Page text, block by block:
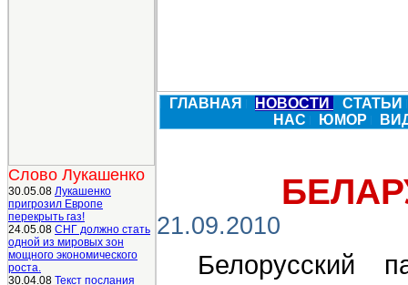
Слово Лукашенко
30.05.08 Лукашенко
пригрозил Европе
перекрыть газ!
24.05.08 СНГ должно стать
одной из мировых зон
мощного экономического
роста.
30.04.08 Текст послания
ГЛАВНАЯ НОВОСТИ
СТАТЬИ
НАС
ЮМОР
21.09.2010
Белорусский